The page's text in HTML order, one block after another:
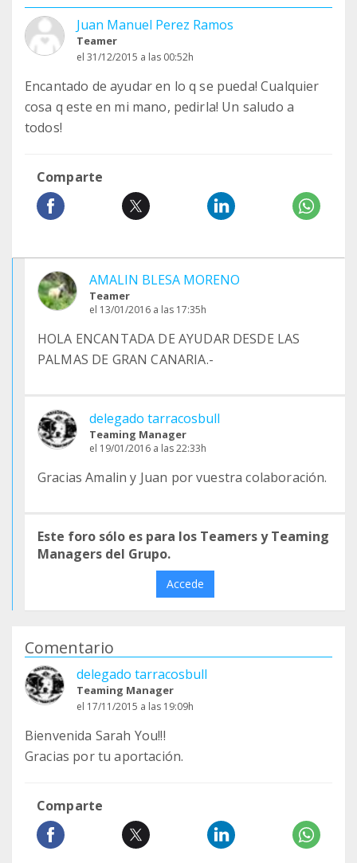
Juan Manuel Perez Ramos
Teamer
el 31/12/2015 a las 00:52h
Encantado de ayudar en lo q se pueda! Cualquier
cosa q este en mi mano, pedirla! Un saludo a
todos!
Comparte
AMALIN BLESA MORENO
Teamer
el 13/01/2016 a las 17:35h
HOLA ENCANTADA DE AYUDAR DESDE LAS
PALMAS DE GRAN CANARIA.-
delegado tarracosbull
Teaming Manager
el 19/01/2016 a las 22:33h
Gracias Amalin y Juan por vuestra colaboración.
Este foro sólo es para los Teamers y Teaming
Managers del Grupo.
Accede
Comentario
delegado tarracosbull
Teaming Manager
el 17/11/2015 a las 19:09h
Bienvenida Sarah You!!!
Gracias por tu aportación.
Comparte